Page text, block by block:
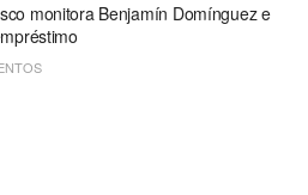
monitora Benjamín Domínguez e